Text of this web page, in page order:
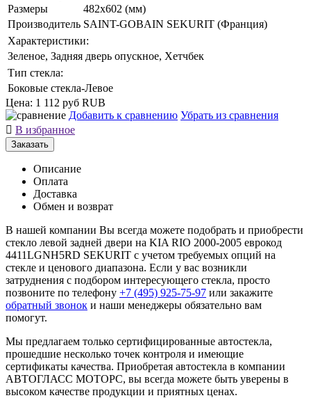
Размеры
482x602 (мм)
Производитель SAINT-GOBAIN SEKURIT (Франция)
Характеристики:
Зеленое, Задняя дверь опускное, Хетчбек
Тип стекла:
Боковые стекла-Левое
Цена: 1 112 руб RUB
Добавить к сравнению Убрать из сравнения
 В избранное
Заказать
Описание
Оплата
Доставка
Обмен и возврат
В нашей компании Вы всегда можете подобрать и приобрести
стекло левой задней двери на KIA RIO 2000-2005 еврокод
4411LGNH5RD SEKURIT с учетом требуемых опций на
стекле и ценового диапазона. Если у вас возникли
затруднения с подбором интересующего стекла, просто
позвоните по телефону +7 (495) 925-75-97 или закажите
обратный звонок и наши менеджеры обязательно вам
помогут.
Мы предлагаем только сертифицированные автостекла,
прошедшие несколько точек контроля и имеющие
сертификаты качества. Приобретая автостекла в компании
АВТОГЛАСС МОТОРС, вы всегда можете быть уверены в
высоком качестве продукции и приятных ценах.